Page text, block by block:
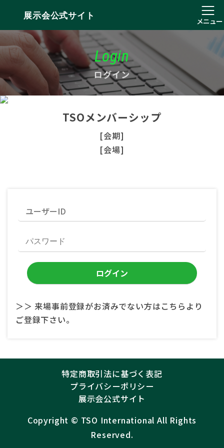
展示会公式サイト
メニュー
Login
ログイン
TSOメンバーシップ
[会期]
[会場]
＞＞ 来場事前登録がお済みでない方はこちらより
ご登録下さい。
特定商取引法に基づく表記
プライバシーポリシー
展示会公式サイト
Copyright ©︎ TSO International All Rights
Reserved.